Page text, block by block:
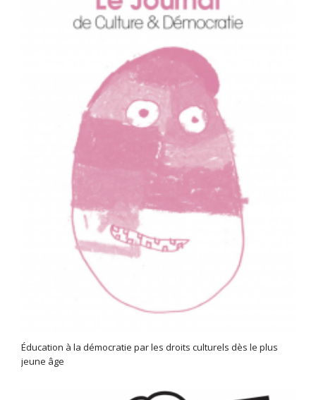
Éducation à la démocratie par les droits culturels dès le plus
jeune âge